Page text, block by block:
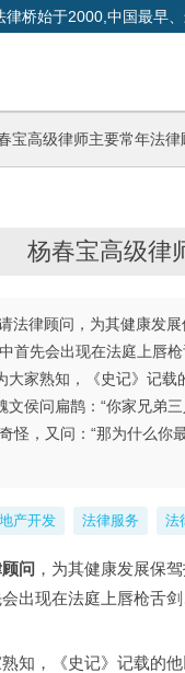
桥始于2000,中国最早、
宝高级律师主要常年法律
杨春宝高级律
法律顾问，为其健康发
首先会出现在法庭上唇
大家熟知，《史记》记
文侯问扁鹊：“你家兄弟
怪，又问：“那为什么
产开发 法律服务 法
问 ，为其健康发展保
出现在法庭上唇枪舌
知，《史记》记载的